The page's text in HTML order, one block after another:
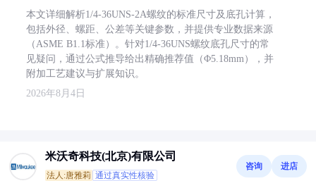
本文详细解析1/4-36UNS-2A螺纹的标准尺寸及底孔计算，
包括外径、螺距、公差等关键参数，并提供专业数据来源
（ASME B1.1标准）。针对1/4-36UNS螺纹底孔尺寸的常
见疑问，通过公式推导给出精确推荐值（Φ5.18mm），并
附加工艺建议与扩展知识。
2026年8月4日
米沃奇科技(北京)有限公司
法人:唐雅莉 通过真实性核验
咨询 进店